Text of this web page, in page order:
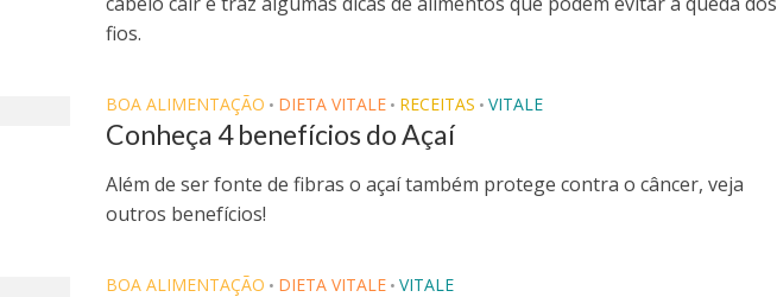
fios.
BOA ALIMENTAÇÃO • DIETA VITALE • RECEITAS • VITALE
Conheça 4 benefícios do Açaí
Além de ser fonte de fibras o açaí também protege contra o câncer, veja
outros benefícios!
BOA ALIMENTAÇÃO • DIETA VITALE • VITALE